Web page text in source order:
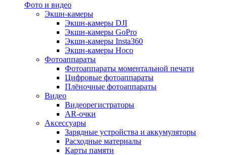
Фото и видео
Экшн-камеры
Экшн-камеры DJI
Экшн-камеры GoPro
Экшн-камеры Insta360
Экшн-камеры Hoco
Фотоаппараты
Фотоаппараты моментальной печати
Цифровые фотоаппараты
Плёночные фотоаппараты
Видео
Видеорегистраторы
AR-очки
Аксессуары
Зарядные устройства и аккумуляторы
Расходные материалы
Карты памяти